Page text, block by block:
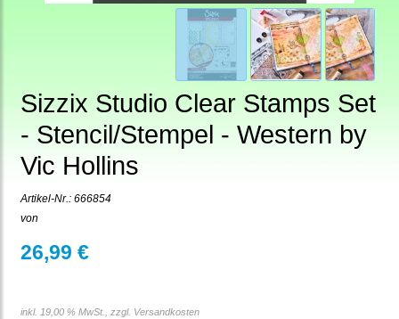
Sizzix Studio Clear Stamps Set
- Stencil/Stempel - Western by
Vic Hollins
Artikel-Nr.: 666854
von
26,99 €
inkl. 19,00 % MwSt., zzgl. Versandkosten